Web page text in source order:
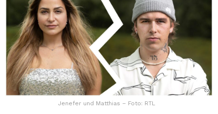
Jenefer und Matthias – Foto: RTL